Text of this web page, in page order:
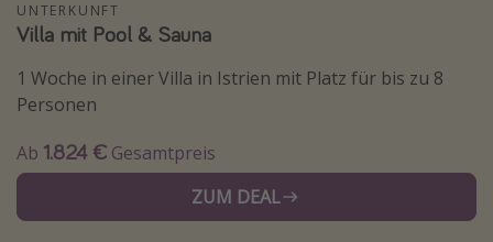
Sri Lanka Rundreise
Alle Reisethemen
UNTERKUNFT
Villa mit Pool & Sauna
1 Woche in einer Villa in Istrien mit Platz für bis zu 8
Personen
Ab 1.824 € Gesamtpreis
ZUM DEAL